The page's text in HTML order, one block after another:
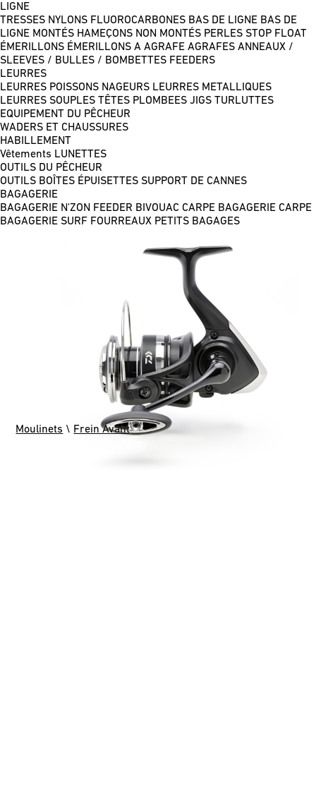
LIGNE
TRESSES NYLONS FLUOROCARBONES BAS DE LIGNE BAS DE
LIGNE MONTÉS HAMEÇONS NON MONTÉS PERLES STOP FLOAT
ÉMERILLONS ÉMERILLONS A AGRAFE AGRAFES ANNEAUX /
SLEEVES / BULLES / BOMBETTES FEEDERS
LEURRES
LEURRES POISSONS NAGEURS LEURRES METALLIQUES
LEURRES SOUPLES TÊTES PLOMBEES JIGS TURLUTTES
EQUIPEMENT DU PÊCHEUR
WADERS ET CHAUSSURES
HABILLEMENT
Vêtements LUNETTES
OUTILS DU PÊCHEUR
OUTILS BOÎTES ÉPUISETTES SUPPORT DE CANNES
BAGAGERIE
BAGAGERIE N'ZON FEEDER BIVOUAC CARPE BAGAGERIE CARPE
BAGAGERIE SURF FOURREAUX PETITS BAGAGES
Moulinets \ Frein Avant